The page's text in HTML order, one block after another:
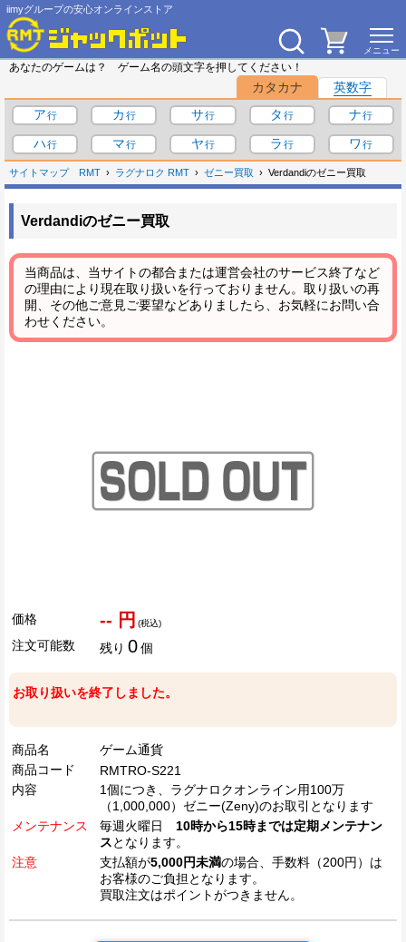
iimyグループの安心オンラインストア
あなたのゲームは？ ゲーム名の頭文字を押してください！
カタカナ
英数字
ア
カ サ タ
ナ
ハ
マ ヤ ラ ワ
サイトマップ RMT ラグナロク RMT ゼニー買取 Verdandiのゼニー買取
Verdandiのゼニー買取
当商品は、当サイトの都合または運営会社のサービス終了など
の理由により現在取り扱いを行っておりません。取り扱いの再
開、その他ご意見ご要望などありましたら、お気軽にお問い合
わせください。
価格 -- 円 (税込)
注文可能数 残り 0個
お取り扱いを終了しました。
商品名
ゲーム通貨
商品コード
RMTRO-S221
内容
1個につき、ラグナロクオンライン用100万
（1,000,000）ゼニー(Zeny)のお取引となります
メンテナンス
毎週火曜日 10時から15時までは定期メンテナン
スとなります。
注意
支払額が5,000円未満の場合、手数料（200円）は
お客様のご負担となります。
買取注文はポイントがつきません。